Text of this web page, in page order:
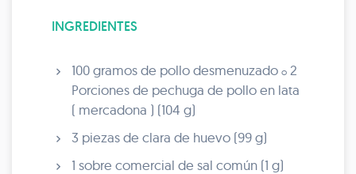
INGREDIENTES
100 gramos de pollo desmenuzado o 2
Porciones de pechuga de pollo en lata
( mercadona ) (104 g)
3 piezas de clara de huevo (99 g)
1 sobre comercial de sal común (1 g)